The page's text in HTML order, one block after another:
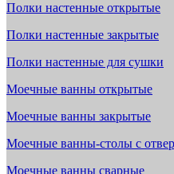
Полки настенные открытые
Полки настенные закрытые
Полки настенные для сушки
Моечные ванны открытые
Моечные ванны закрытые
Моечные ванны-столы с
Моечные ванны сварные